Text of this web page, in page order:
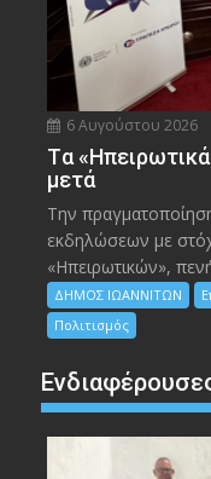
6 Αυγούστου 2026
Tα
μετά
Την
εκδηλώσεων με
«Ηπειρωτικών»,
ΔΗΜΟΣ ΙΩΑΝΝΙΤΩΝ
Πολιτισμός